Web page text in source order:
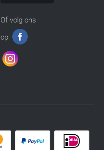
Of volg ons
op